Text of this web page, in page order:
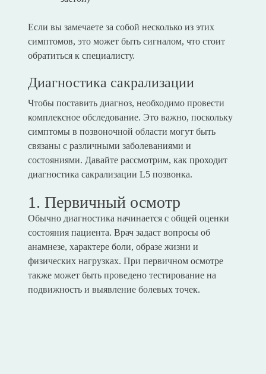
Если вы замечаете за собой несколько из этих
симптомов, это может быть сигналом, что стоит
обратиться к специалисту.
Диагностика сакрализации
Чтобы поставить диагноз, необходимо провести
комплексное обследование. Это важно, поскольку
симптомы в позвоночной области могут быть
связаны с различными заболеваниями и
состояниями. Давайте рассмотрим, как проходит
диагностика сакрализации L5 позвонка.
1. Первичный осмотр
Обычно диагностика начинается с общей оценки
состояния пациента. Врач задаст вопросы об
анамнезе, характере боли, образе жизни и
физических нагрузках. При первичном осмотре
также может быть проведено тестирование на
подвижность и выявление болевых точек.